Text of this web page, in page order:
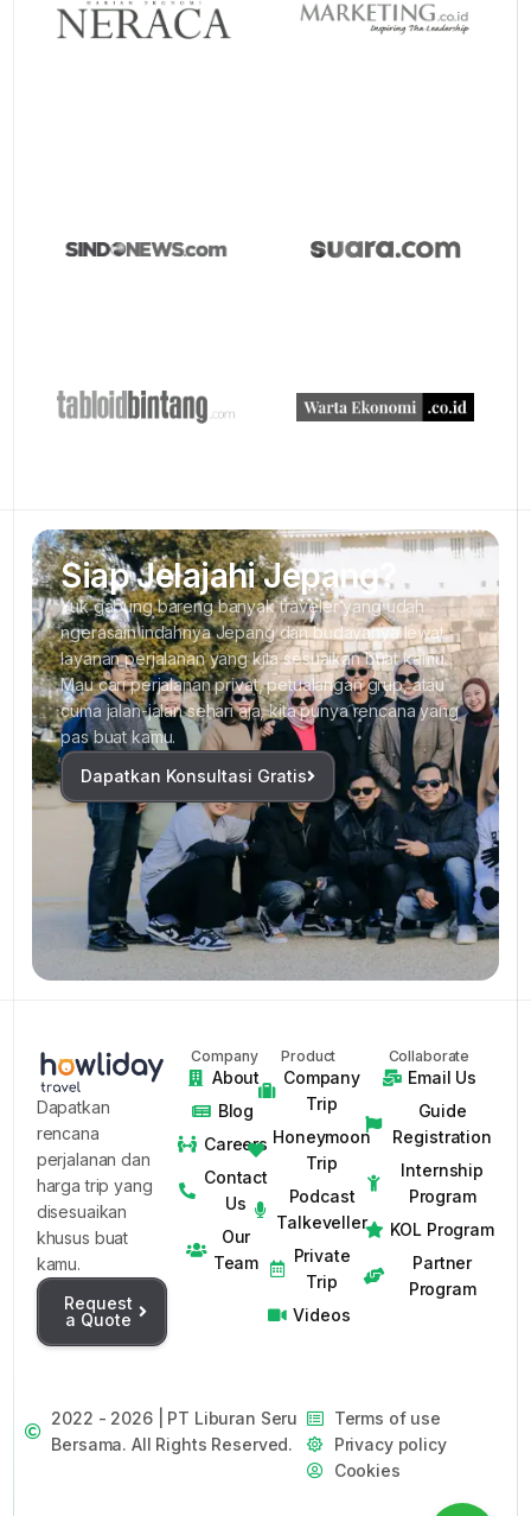
Siap Jelajahi Jepang?
Yuk gabung bareng banyak traveler yang udah
ngerasain indahnya Jepang dan budayanya lewat
layanan perjalanan yang kita sesuaikan buat kamu.
Mau cari perjalanan privat, petualangan grup, atau
cuma jalan-jalan sehari aja, kita punya rencana yang
pas buat kamu.
Dapatkan Konsultasi Gratis
Dapatkan
rencana
perjalanan dan
harga trip yang
disesuaikan
khusus buat
kamu.
Request
a Quote
Company
About
Blog
Careers
Contact
Us
Our
Team
Product
Company
Trip
Honeymoon
Trip
Podcast
Talkeveller
Private
Trip
Videos
Collaborate
Email Us
Guide
Registration
Internship
Program
KOL Program
Partner
Program
2022 - 2026 | PT Liburan Seru
Bersama. All Rights Reserved.
Terms of use
Privacy policy
Cookies